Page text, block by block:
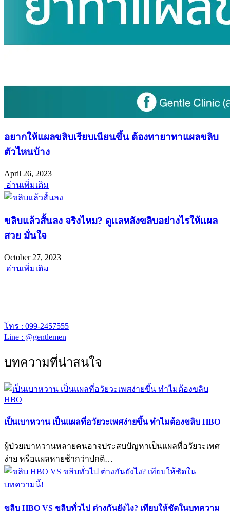
อยากให้แผลขลิบเรียบเนียนขึ้น ต้องทายาทาแผลขลิบ
ตัวไหนบ้าง
April 26, 2023
อ่านเพิ่มเติม
ขลิบแล้วสั้นลง จริงไหม? ดูแลหลังขลิบอย่างไรให้แผล
สวย มั่นใจ
October 27, 2023
อ่านเพิ่มเติม
โทร : 099-2457555
Line : @gentlemen
บทความที่น่าสนใจ
เป็นเบาหวาน เป็นแผลที่อวัยวะเพศง่ายขึ้น ทำไมต้องขลิบ HBO
ผู้ป่วยเบาหวานหลายคนอาจประสบปัญหาเป็นแผลที่อวัยวะเพศ
ง่าย หรือแผลหายช้ากว่าปกติ…
ขลิบ HBO VS ขลิบทั่วไป ต่างกันยังไง? เทียบให้ชัดในบทความ